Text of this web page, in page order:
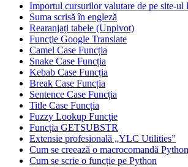
Importul cursurilor valutare de pe site-
Suma scrisă în engleză
Rearanjați tabele (Unpivot)
Funcţie Google Translate
Camel Case Funcția
Snake Case Funcția
Kebab Case Funcția
Break Case Funcția
Sentence Case Funcția
Title Case Funcția
Fuzzy Lookup Funcţie
Funcția GETSUBSTR
Extensie profesională „YLC Utilities”
Cum se creează o macrocomandă Python
Cum se scrie o funcție pe Python